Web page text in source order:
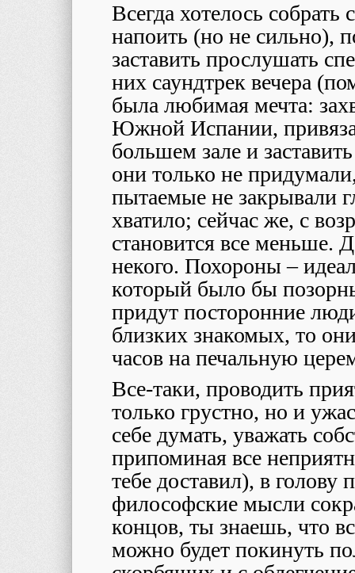
Всегда хотелось
напоить (но не сильно),
заставить прослушать
них саундтрек вечера
была любимая мечта:
Южной Испании,
большем зале и
они только не
пытаемые не закрывали
хватило; сейчас же, с
становится все меньше.
некого. Похороны –
который было бы
придут посторонние
близких знакомых, то
часов на печальную
Все-таки, проводить
только грустно, но и
себе думать, уважать
припоминая все
тебе доставил), в голову
философские мысли
концов, ты знаешь, что
можно будет покинуть